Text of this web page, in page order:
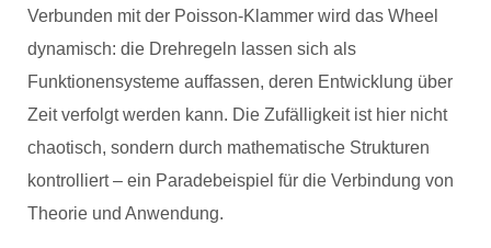
Verbunden mit der Poisson-Klammer wird das Wheel
dynamisch: die Drehregeln lassen sich als
Funktionensysteme auffassen, deren Entwicklung über
Zeit verfolgt werden kann. Die Zufälligkeit ist hier nicht
chaotisch, sondern durch mathematische Strukturen
kontrolliert – ein Paradebeispiel für die Verbindung von
Theorie und Anwendung.